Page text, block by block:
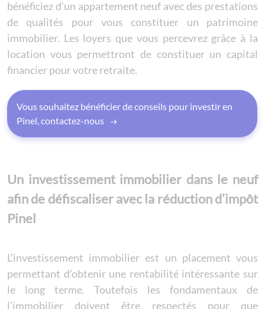
bénéficiez d’un appartement neuf avec des prestations
de qualités pour vous constituer un patrimoine
immobilier. Les loyers que vous percevrez grâce à la
location vous permettront de constituer un capital
financier pour votre retraite.
Vous souhaitez bénéficier de conseils pour investir en
Pinel, contactez-nous
Un investissement immobilier dans le neuf
afin de défiscaliser avec la réduction d’impôt
Pinel
L’investissement immobilier est un placement vous
permettant d’obtenir une rentabilité intéressante sur
le long terme. Toutefois les fondamentaux de
l’immobilier doivent être respectés pour que